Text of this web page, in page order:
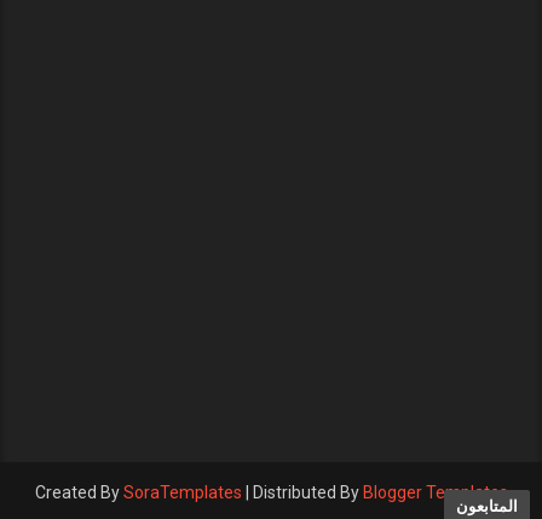
المتابعون
Created BySoraTemplates | Distributed By Blogger Templates